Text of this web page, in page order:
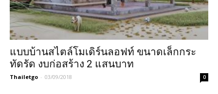
แบบบ้านสไตล์โมเดิร์นลอฟท์ ขนาดเล็กกระ
ทัดรัด งบก่อสร้าง 2 แสนบาท
Thailetgo - 03/09/2018 0